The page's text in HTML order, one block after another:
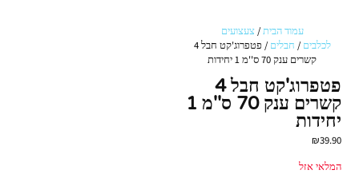
עמוד הבית/צעצועים
לכלבים / חבלים
/ פטפרוג'קט חבל 4
קשרים ענק 70 ס''מ 1 יחידות
פטפרוג'קט חבל 4
קשרים ענק 70 ס''מ 1
יחידות
₪39.90
המלאי אזל